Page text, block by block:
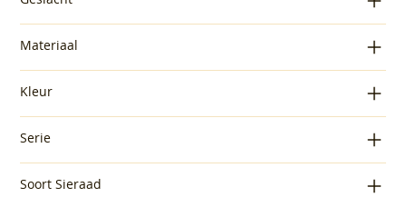
Materiaal
Kleur
Serie
Soort Sieraad